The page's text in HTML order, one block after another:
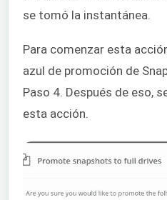
se tomó la instantánea.
Para comenzar esta
azul de promoción de
Paso 4. Después de eso,
esta acción.